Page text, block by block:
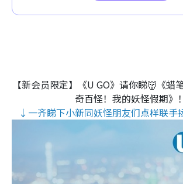
【新会员限定】《U GO》请你睇👹《蜡
奇百怪！我的妖怪假期》！
↓一齐睇下小新同妖怪朋友们点样联手